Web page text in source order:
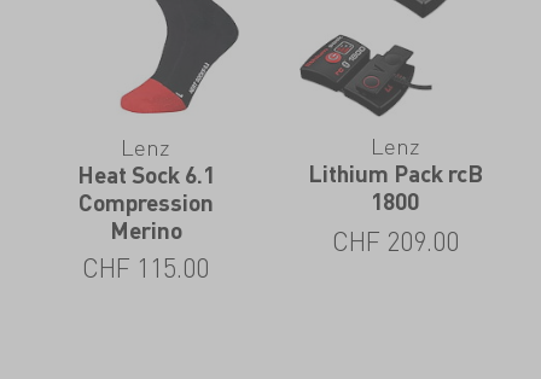
Lenz
Heat Sock 6.1
Compression
Merino
CHF 115.00
Lenz
Lithium Pack rcB
1800
CHF 209.00